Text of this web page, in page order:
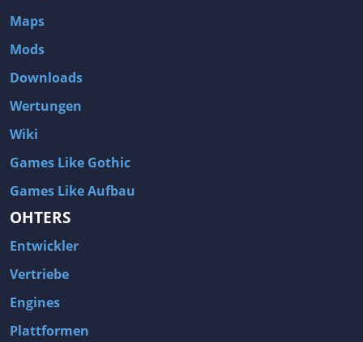
Maps
Mods
Downloads
Wertungen
Wiki
Games Like Gothic
Games Like Aufbau
OHTERS
Entwickler
Vertriebe
Engines
Plattformen